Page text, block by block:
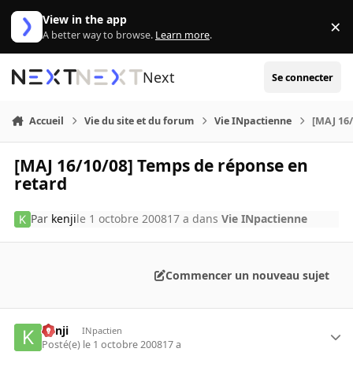
Aller au contenu
View in the app
A better way to browse. Learn more. ×
Next Se connecter
Accueil Vie du site et du forum Vie INpactienne [MAJ
[MAJ 16/10/08] Temps de réponse en
retard
Par kenjile 1 octobre 200817 a dansVie INpactienne
Commencer un nouveau sujet
kenji INpactien
Posté(e) le 1 octobre 200817 a